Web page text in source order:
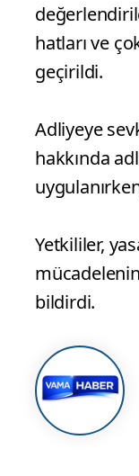
hatları ve
geçirildi.
Adliyeye
hakkında
Yetkililer,
bildirdi.